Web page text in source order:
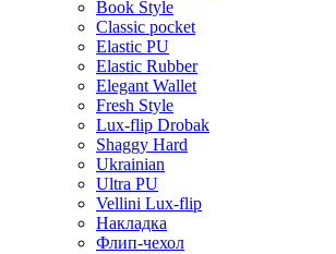
Book Style
Classic pocket
Elastic PU
Elastic Rubber
Elegant Wallet
Fresh Style
Lux-flip Drobak
Shaggy Hard
Ukrainian
Ultra PU
Vellini Lux-flip
Накладка
Флип-чехол